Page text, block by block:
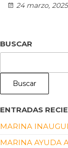
24 marzo, 2025
BUSCAR
Buscar
ENTRADAS
MARINA
MARINA AYUDA